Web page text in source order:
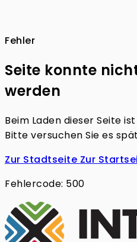
Fehler
Seite konnte
werden
Beim Laden dieser Seite
Bitte versuchen Sie es
Zur Stadtseite Zur
Fehlercode: 500